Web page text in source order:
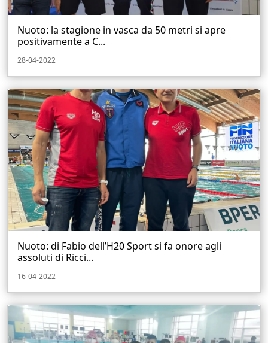
Nuoto: la stagione in vasca da 50 metri si apre
positivamente a C...
28-04-2022
Nuoto: di Fabio dell’H20 Sport si fa onore agli
assoluti di Ricci...
16-04-2022